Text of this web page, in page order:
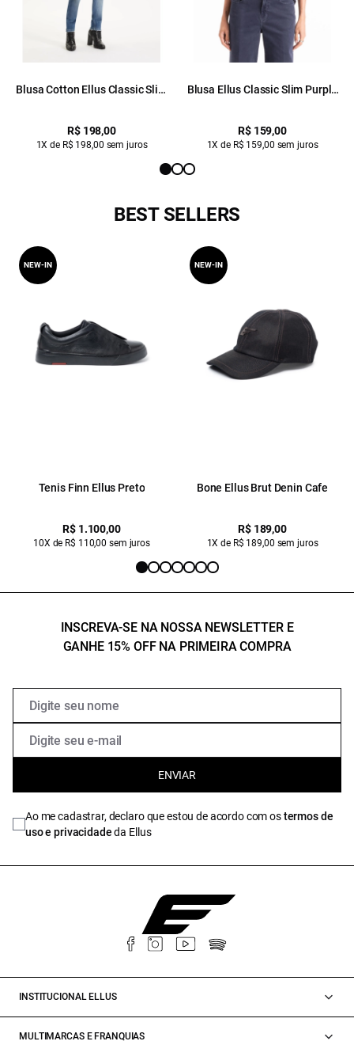
Blusa Cotton Ellus Classic Slim
R$ 198,00
1X de R$ 198,00 sem juros
Blusa Ellus Classic Slim Purple
R$ 159,00
1X de R$ 159,00 sem juros
BEST SELLERS
Tenis Finn Ellus Preto
R$ 1.100,00
10X de R$ 110,00 sem juros
NEW-IN
Bone Ellus Brut Denin Cafe
R$ 189,00
1X de R$ 189,00 sem juros
NEW-IN
INSCREVA-SE NA NOSSA NEWSLETTER E
GANHE 15% OFF NA PRIMEIRA COMPRA
ENVIAR
Ao me cadastrar, declaro que estou de acordo com ostermos de
uso e privacidadeda Ellus
INSTITUCIONAL ELLUS
MULTIMARCAS E FRANQUIAS